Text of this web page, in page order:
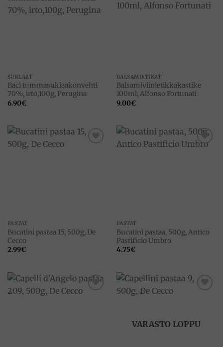
wishlist
SUKLAAT
Baci tummasuklaakonvehti
70%, irto,100g, Perugina
6.90€
Add to
BALSAMIETIKAT
Balsamiviinietikkakastike
100ml, Alfonso Fortunati
9.00€
PASTAT
Bucatini pastaa 15, 500g, De
Cecco
2.99€
PASTAT
Bucatini pastaa, 500g, Antico
Pastificio Umbro
4.75€
VARASTO LOPPU